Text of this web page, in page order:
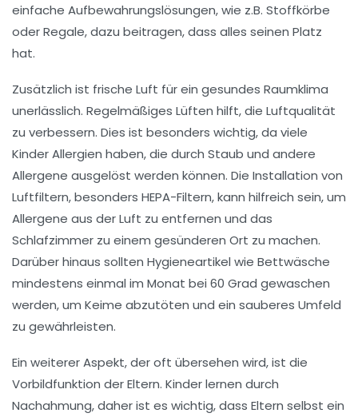
einfache Aufbewahrungslösungen, wie z.B. Stoffkörbe
oder Regale, dazu beitragen, dass alles seinen Platz
hat.
Zusätzlich ist frische Luft für ein gesundes Raumklima
unerlässlich. Regelmäßiges Lüften hilft, die Luftqualität
zu verbessern. Dies ist besonders wichtig, da viele
Kinder Allergien haben, die durch Staub und andere
Allergene ausgelöst werden können. Die Installation von
Luftfiltern, besonders HEPA-Filtern, kann hilfreich sein, um
Allergene aus der Luft zu entfernen und das
Schlafzimmer zu einem gesünderen Ort zu machen.
Darüber hinaus sollten Hygieneartikel wie Bettwäsche
mindestens einmal im Monat bei 60 Grad gewaschen
werden, um Keime abzutöten und ein sauberes Umfeld
zu gewährleisten.
Ein weiterer Aspekt, der oft übersehen wird, ist die
Vorbildfunktion der Eltern. Kinder lernen durch
Nachahmung, daher ist es wichtig, dass Eltern selbst ein